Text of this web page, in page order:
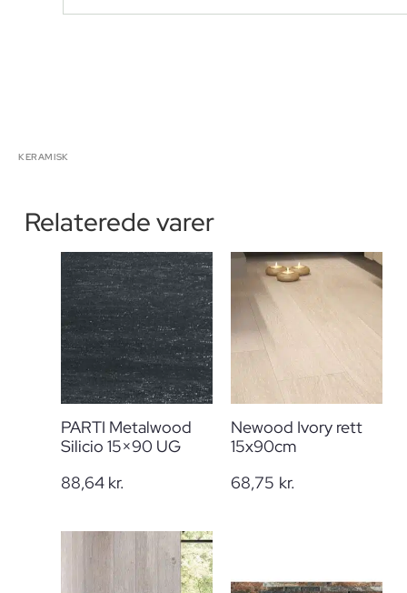
KERAMISK
Relaterede varer
PARTI Metalwood
Silicio 15×90 UG
88,64 kr.
Newood Ivory rett
15x90cm
68,75 kr.